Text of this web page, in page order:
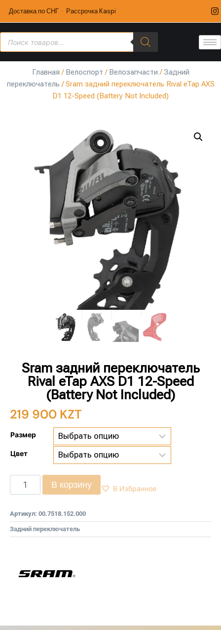
Доставка по СНГ · Рассрочка Kaspi
Главная / Велоспорт / Велозапчасти /Задний
переключатель / Sram задний переключатель Rival eTap AXS
D1 12-Speed (Battery Not Included)
Sram задний переключатель
Rival eTap AXS D1 12-Speed
(Battery Not Included)
219 900 KZT
Размер
Цвет
В корзину В Избранное
Артикул: 00.7518.152.000
Задний переключатель